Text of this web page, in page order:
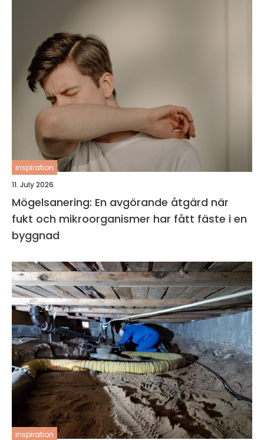
inspiration
11. July 2026
Mögelsanering: En avgörande åtgärd när
fukt och mikroorganismer har fått fäste i en
byggnad
inspiration